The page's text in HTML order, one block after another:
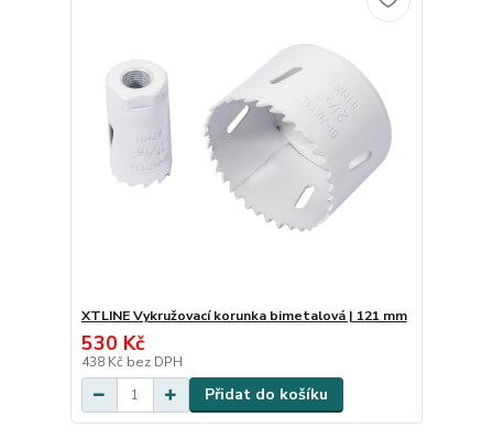
XTLINE Vykružovací korunka bimetalová | 121 mm
530 Kč
438 Kč bez DPH
Přidat do košíku